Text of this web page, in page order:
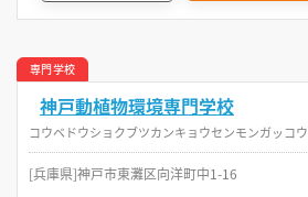
専門学校
神戸動植物環境専門学校
コウベドウショクブツカンキョウセンモンガッコウ
[兵庫県]神戸市東灘区向洋町中1-16